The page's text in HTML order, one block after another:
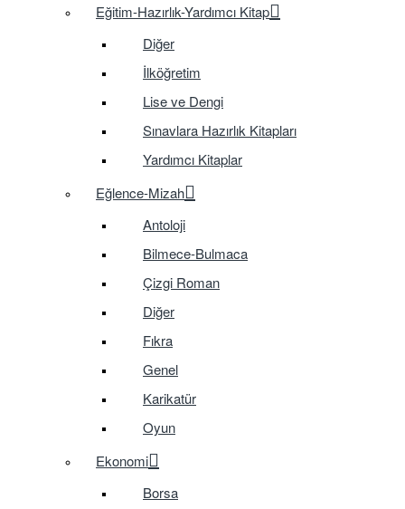
Eğitim-Hazırlık-Yardımcı Kitap
Diğer
İlköğretim
Lise ve Dengi
Sınavlara Hazırlık Kitapları
Yardımcı Kitaplar
Eğlence-Mizah
Antoloji
Bilmece-Bulmaca
Çizgi Roman
Diğer
Fıkra
Genel
Karikatür
Oyun
Ekonomi
Borsa